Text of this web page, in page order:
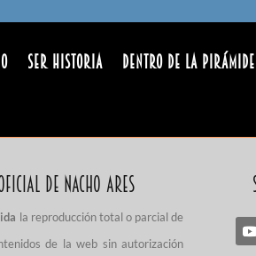
Ser Historia Dentro de la pirámide
de Nacho Ares
la reproducción total o parcial de
de la web sin autorización